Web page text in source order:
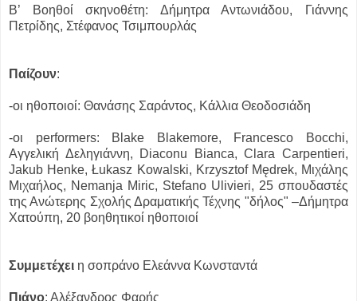
Β’ Βοηθοί σκηνοθέτη: Δήμητρα Αντωνιάδου, Γιάννης
Πετρίδης, Στέφανος Τσιμπουρλάς
Παίζουν:
-οι ηθοποιοί: Θανάσης Σαράντος, Κάλλια Θεοδοσιάδη
-οι performers: Blake Blakemore, Francesco Bocchi,
Αγγελική Δεληγιάννη, Diaconu Bianca, Clara Carpentieri,
Jakub Henke, Łukasz Kowalski, Krzysztof Mędrek, Μιχάλης
Μιχαήλος, Nemanja Miric, Stefano Ulivieri, 25 σπουδαστές
της Ανώτερης Σχολής Δραματικής Τέχνης "δήλος" –Δήμητρα
Χατούπη, 20 βοηθητικοί ηθοποιοί
Συμμετέχει η σοπράνο Ελεάννα Κωνσταντά
Πιάνο: Αλέξανδρος Φαρής